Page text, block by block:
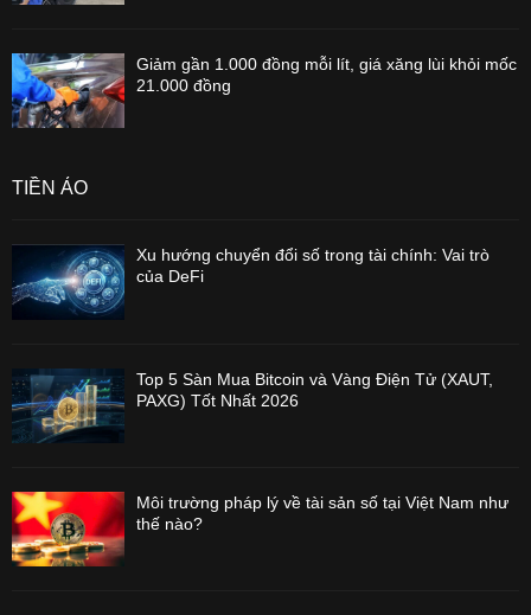
Giảm gần 1.000 đồng mỗi lít, giá xăng lùi khỏi mốc
21.000 đồng
TIỀN ẢO
Xu hướng chuyển đổi số trong tài chính: Vai trò
của DeFi
Top 5 Sàn Mua Bitcoin và Vàng Điện Tử (XAUT,
PAXG) Tốt Nhất 2026
Môi trường pháp lý về tài sản số tại Việt Nam như
thế nào?